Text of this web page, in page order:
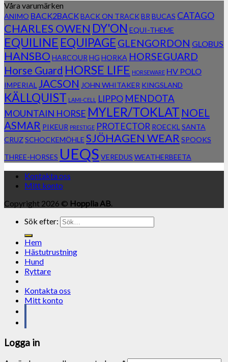
Våra varumärken
ANIMO BACK2BACKBACK ON TRACK BR BUCAS CATAGO
CHARLES OWEN DY'ON EQUI-THEME
EQUILINE EQUIPAGE GLENGORDON GLOBUS
HANSBO HARCOUR HG HORKA HORSEGUARD
Horse Guard HORSE LIFE HORSEWARE HV POLO
IMPERIAL JACSON JOHN WHITAKER KINGSLAND
KÄLLQUIST LAMI-CELL LIPPO MENDOTA
MOUNTAIN HORSE MYLER/TOKLAT NOEL
ASMAR PIKEUR PRESTIGE PROTECTOR ROECKL SANTA
CRUZSCHOCKEMÖHLE SJÖHAGEN WEAR SPOOKS
THREE-HORSES UEQS VEREDUS WEATHERBEETA
Kontakta oss
Mitt konto
Copyright 2026 © Hopplia AB.
Sök efter:
Hem
Hästutrustning
Hund
Ryttare
Kontakta oss
Mitt konto
Logga in